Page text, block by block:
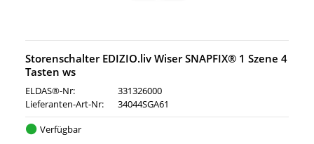
Storenschalter EDIZIO.liv Wiser SNAPFIX® 1 Szene 4
Tasten ws
ELDAS®-Nr:
331326000
Lieferanten-Art-Nr:
34044SGA61
Verfügbar